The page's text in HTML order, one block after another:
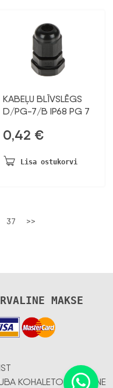
KABEĻU BLĪVSLĒGS
D/PG-7/B IP68 PG 7
0,42 €
Lisa ostukorvi
37 >>
MAKSE
KOHALETOIMETAMINE